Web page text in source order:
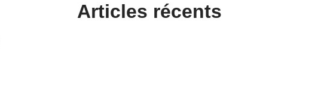
Articles récents